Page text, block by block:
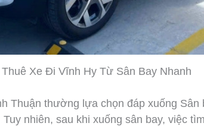
Thuê Xe Đi Vĩnh Hy Từ Sân Bay Nhanh
Thuận thường lựa chọn đáp xuống Sân
nhiên, sau khi xuống sân bay, việc